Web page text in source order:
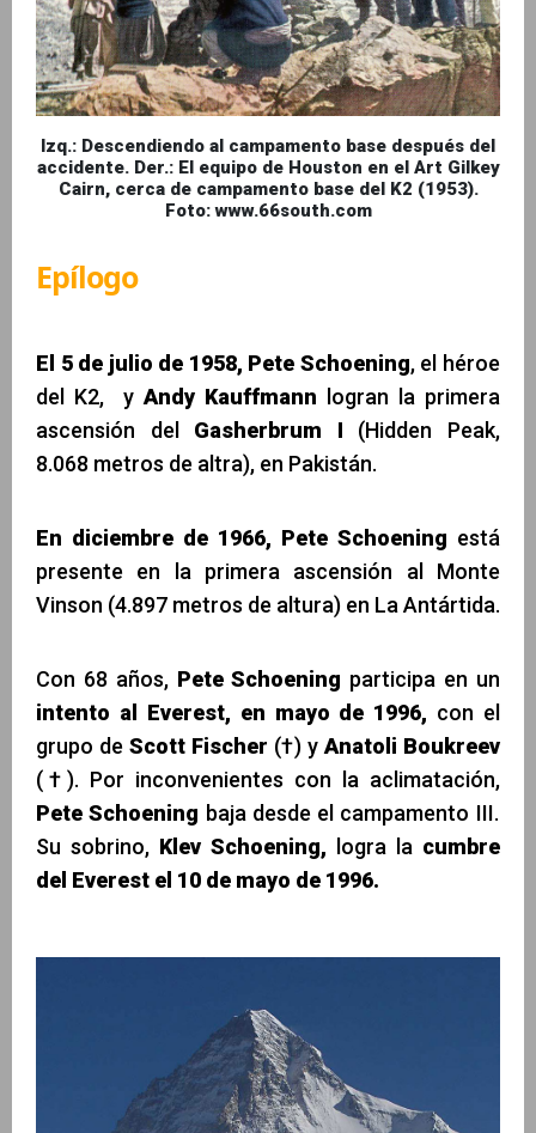
Izq.: Descendiendo al campamento base después del
accidente. Der.: El equipo de Houston en el Art Gilkey
Cairn, cerca de campamento base del K2 (1953).
Foto: www.66south.com
Epílogo
El 5 de julio de 1958, Pete Schoening, el héroe
del K2, y Andy Kauffmann logran la primera
ascensión del Gasherbrum I (Hidden Peak,
8.068 metros de altra), en Pakistán.
En diciembre de 1966, Pete Schoening está
presente en la primera ascensión al Monte
Vinson (4.897 metros de altura) en La Antártida.
Con 68 años, Pete Schoening participa en un
intento al Everest, en mayo de 1996, con el
grupo de Scott Fischer (†) yAnatoli Boukreev
(†). Por inconvenientes con la aclimatación,
Pete Schoening baja desde el campamento III.
Su sobrino, Klev Schoening, logra la cumbre
del Everest el 10 de mayo de 1996.